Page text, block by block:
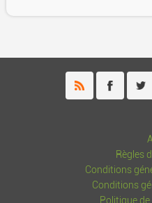
Règles
Conditions
Conditions
Politique